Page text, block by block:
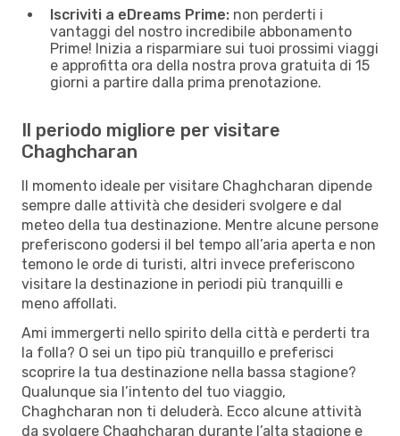
Iscriviti a eDreams Prime: non perderti i
vantaggi del nostro incredibile abbonamento
Prime! Inizia a risparmiare sui tuoi prossimi viaggi
e approfitta ora della nostra prova gratuita di 15
giorni a partire dalla prima prenotazione.
Il periodo migliore per visitare
Chaghcharan
Il momento ideale per visitare Chaghcharan dipende
sempre dalle attività che desideri svolgere e dal
meteo della tua destinazione. Mentre alcune persone
preferiscono godersi il bel tempo all’aria aperta e non
temono le orde di turisti, altri invece preferiscono
visitare la destinazione in periodi più tranquilli e
meno affollati.
Ami immergerti nello spirito della città e perderti tra
la folla? O sei un tipo più tranquillo e preferisci
scoprire la tua destinazione nella bassa stagione?
Qualunque sia l’intento del tuo viaggio,
Chaghcharan non ti deluderà. Ecco alcune attività
da svolgere Chaghcharan durante l’alta stagione e